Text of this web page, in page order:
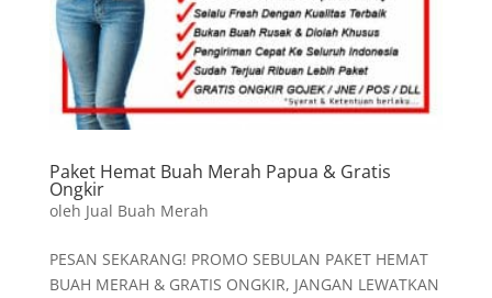
Paket Hemat Buah Merah Papua & Gratis
Ongkir
oleh Jual Buah Merah
PESAN SEKARANG! PROMO SEBULAN PAKET HEMAT
BUAH MERAH & GRATIS ONGKIR, JANGAN LEWATKAN